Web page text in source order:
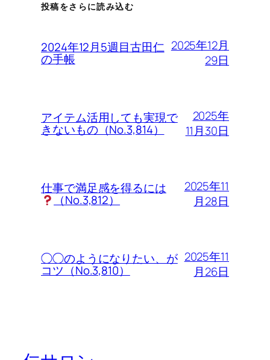
投稿をさらに読み込む
2024年12月5週目古田仁
の手帳
2025年12月
29日
アイテム活用しても実現で
きないもの（No.3,814）
2025年
11月30日
仕事で満足感を得るには
（No.3,812）
2025年11
月28日
◯◯のようになりたい、が
コツ（No.3,810）
2025年11
月26日